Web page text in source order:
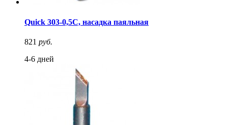
Quick 303-0,5C, насадка паяльная
821 руб.
4-6 дней